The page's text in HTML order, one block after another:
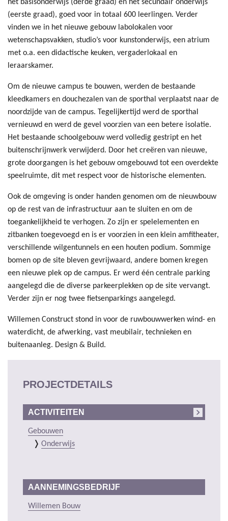
het basisonderwijs (derde graad) en het secundair onderwijs
(eerste graad), goed voor in totaal 600 leerlingen. Verder
vinden we in het nieuwe gebouw labolokalen voor
wetenschapsvakken, studio’s voor kunstonderwijs, een atrium
met o.a. een didactische keuken, vergaderlokaal en
leraarskamer.
Om de nieuwe campus te bouwen, werden de bestaande
kleedkamers en douchezalen van de sporthal verplaatst naar de
noordzijde van de campus. Tegelijkertijd werd de sporthal
vernieuwd en werd de gevel voorzien van een betere isolatie.
Het bestaande schoolgebouw werd volledig gestript en het
buitenschrijnwerk verwijderd. Door het creëren van nieuwe,
grote doorgangen is het gebouw omgebouwd tot een overdekte
speelruimte, dit met respect voor de historische elementen.
Ook de omgeving is onder handen genomen om de nieuwbouw
op de rest van de infrastructuur aan te sluiten en om de
toegankelijkheid te verhogen. Zo zijn er spelelementen en
zitbanken toegevoegd en is er voorzien in een klein amfitheater,
verschillende wilgentunnels en een houten podium. Sommige
bomen op de site bleven gevrijwaard, andere bomen kregen
een nieuwe plek op de campus. Er werd één centrale parking
aangelegd die de diverse parkeerplekken op de site vervangt.
Verder zijn er nog twee fietsenparkings aangelegd.
Willemen Construct stond in voor de ruwbouwwerken wind- en
waterdicht, de afwerking, vast meubilair, technieken en
buitenaanleg. Design & Build.
PROJECTDETAILS
ACTIVITEITEN
Gebouwen
Onderwijs
AANNEMINGSBEDRIJF
Willemen Bouw